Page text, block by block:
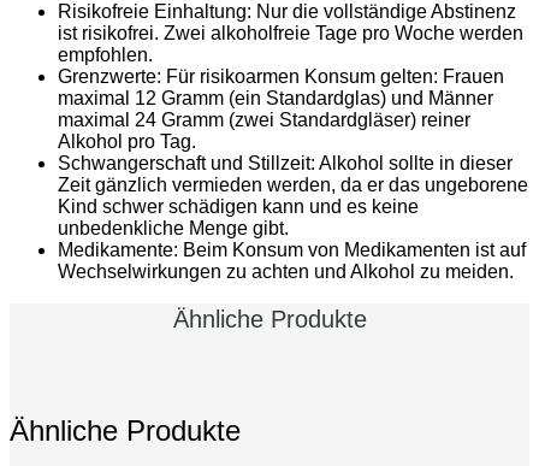
Risikofreie Einhaltung: Nur die vollständige Abstinenz
ist risikofrei. Zwei alkoholfreie Tage pro Woche werden
empfohlen.
Grenzwerte: Für risikoarmen Konsum gelten: Frauen
maximal 12 Gramm (ein Standardglas) und Männer
maximal 24 Gramm (zwei Standardgläser) reiner
Alkohol pro Tag.
Schwangerschaft und Stillzeit: Alkohol sollte in dieser
Zeit gänzlich vermieden werden, da er das ungeborene
Kind schwer schädigen kann und es keine
unbedenkliche Menge gibt.
Medikamente: Beim Konsum von Medikamenten ist auf
Wechselwirkungen zu achten und Alkohol zu meiden.
Ähnliche Produkte
Ähnliche Produkte